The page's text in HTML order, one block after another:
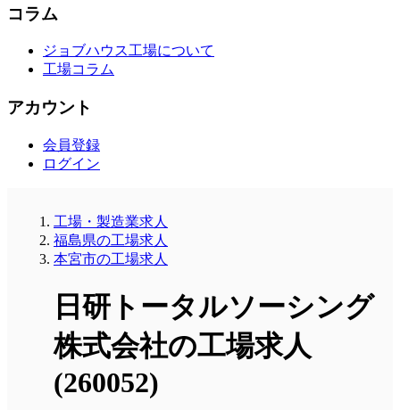
コラム
ジョブハウス工場について
工場コラム
アカウント
会員登録
ログイン
工場・製造業求人
福島県の工場求人
本宮市の工場求人
日研トータルソーシング
株式会社の工場求人
(260052)